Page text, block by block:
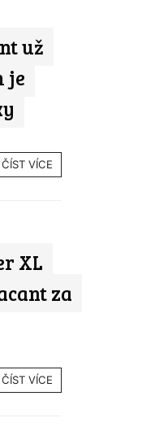
už
je
ČÍST VÍCE
XL
za
ČÍST VÍCE